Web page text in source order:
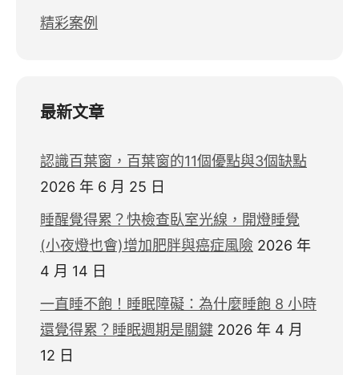
精彩案例
最新文章
認識百葉窗，百葉窗的11個優點與3個缺點
2026 年 6 月 25 日
睡醒覺得累？快檢查臥室光線，開燈睡覺
(小夜燈也會)增加肥胖與癌症風險 2026 年
4 月 14 日
一直睡不飽！睡眠障礙：為什麼睡飽 8 小時
還覺得累？睡眠週期是關鍵 2026 年 4 月
12 日